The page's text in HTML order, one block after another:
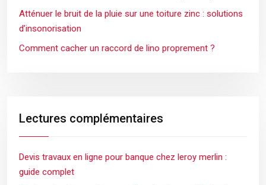
Atténuer le bruit de la pluie sur une toiture zinc : solutions
d’insonorisation
Comment cacher un raccord de lino proprement ?
Lectures complémentaires
Devis travaux en ligne pour banque chez leroy merlin :
guide complet